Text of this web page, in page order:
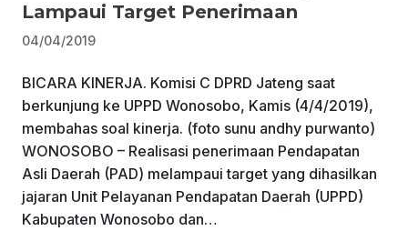
Lampaui Target Penerimaan
04/04/2019
BICARA KINERJA. Komisi C DPRD Jateng saat
berkunjung ke UPPD Wonosobo, Kamis (4/4/2019),
membahas soal kinerja. (foto sunu andhy purwanto)
WONOSOBO – Realisasi penerimaan Pendapatan
Asli Daerah (PAD) melampaui target yang dihasilkan
jajaran Unit Pelayanan Pendapatan Daerah (UPPD)
Kabupaten Wonosobo dan…